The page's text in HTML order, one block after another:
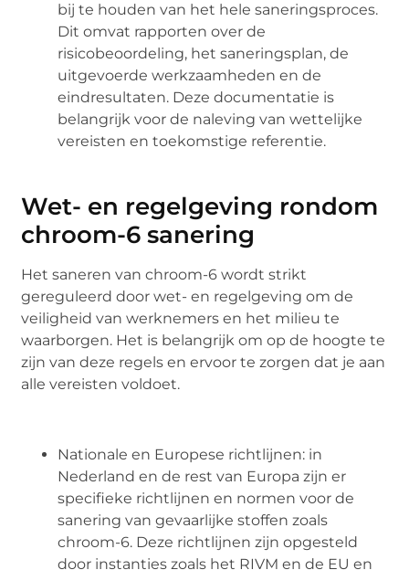
bij te houden van het hele saneringsproces.
Dit omvat rapporten over de
risicobeoordeling, het saneringsplan, de
uitgevoerde werkzaamheden en de
eindresultaten. Deze documentatie is
belangrijk voor de naleving van wettelijke
vereisten en toekomstige referentie.
Wet- en regelgeving rondom
chroom-6 sanering
Het saneren van chroom-6 wordt strikt
gereguleerd door wet- en regelgeving om de
veiligheid van werknemers en het milieu te
waarborgen. Het is belangrijk om op de hoogte te
zijn van deze regels en ervoor te zorgen dat je aan
alle vereisten voldoet.
Nationale en Europese richtlijnen: in
Nederland en de rest van Europa zijn er
specifieke richtlijnen en normen voor de
sanering van gevaarlijke stoffen zoals
chroom-6. Deze richtlijnen zijn opgesteld
door instanties zoals het RIVM en de EU en